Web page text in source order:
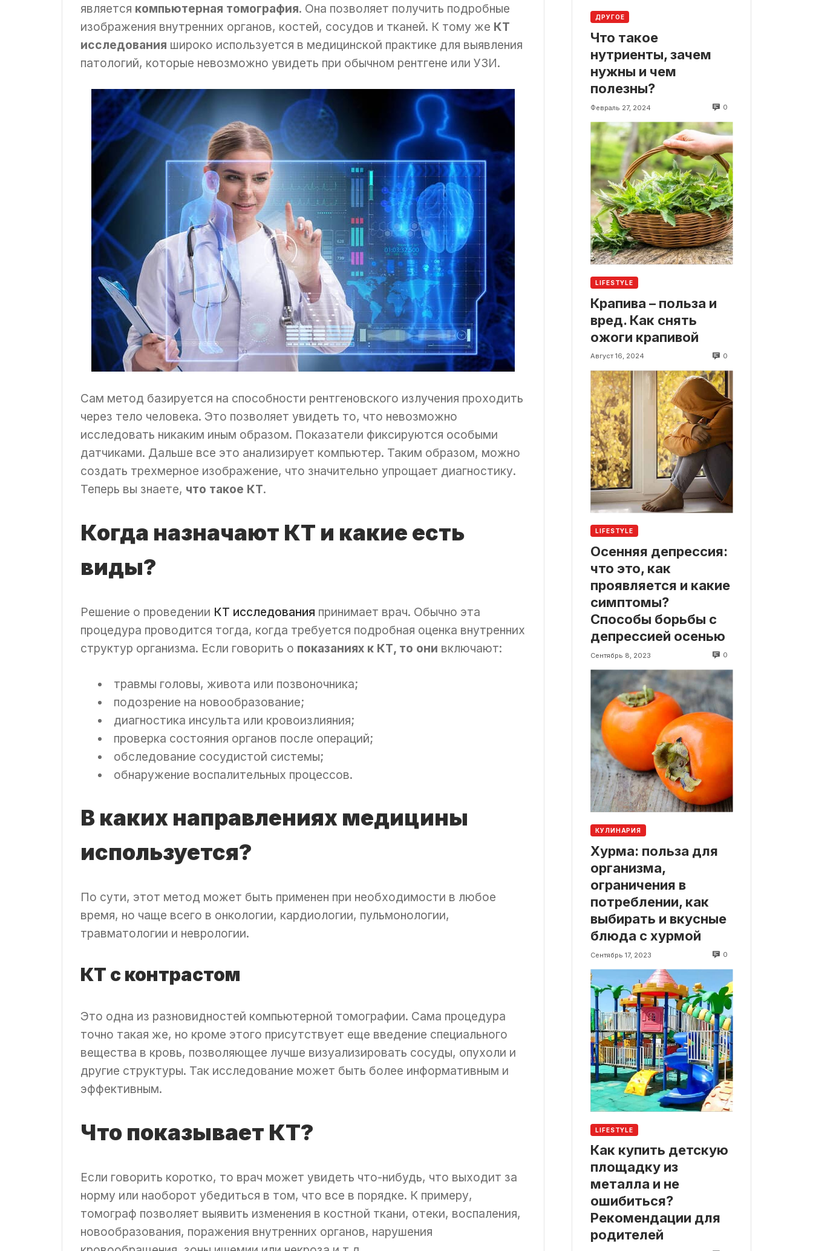
является компьютерная томография. Она позволяет получить подробные
изображения внутренних органов, костей, сосудов и тканей. К тому же КТ
исследования широко используется в медицинской практике для выявления
патологий, которые невозможно увидеть при обычном рентгене или УЗИ.
Сам метод базируется на способности рентгеновского излучения проходить
через тело человека. Это позволяет увидеть то, что невозможно
исследовать никаким иным образом. Показатели фиксируются особыми
датчиками. Дальше все это анализирует компьютер. Таким образом, можно
создать трехмерное изображение, что значительно упрощает диагностику.
Теперь вы знаете, что такое КТ.
Когда назначают КТ и какие есть
виды?
Решение о проведении КТ исследования принимает врач. Обычно эта
процедура проводится тогда, когда требуется подробная оценка внутренних
структур организма. Если говорить о показаниях к КТ, то они включают:
травмы головы, живота или позвоночника;
подозрение на новообразование;
диагностика инсульта или кровоизлияния;
проверка состояния органов после операций;
обследование сосудистой системы;
обнаружение воспалительных процессов.
В каких направлениях медицины
используется?
По сути, этот метод может быть применен при необходимости в любое
время, но чаще всего в онкологии, кардиологии, пульмонологии,
травматологии и неврологии.
КТ с контрастом
Это одна из разновидностей компьютерной томографии. Сама процедура
точно такая же, но кроме этого присутствует еще введение специального
вещества в кровь, позволяющее лучше визуализировать сосуды, опухоли и
другие структуры. Так исследование может быть более информативным и
эффективным.
Что показывает КТ?
Если говорить коротко, то врач может увидеть что-нибудь, что выходит за
норму или наоборот убедиться в том, что все в порядке. К примеру,
томограф позволяет выявить изменения в костной ткани, отеки, воспаления,
новообразования, поражения внутренних органов, нарушения
ДРУГОЕ
Что такое
нутриенты, зачем
нужны и чем
полезны?
Февраль 27, 2024 0
LIFESTYLE
Крапива – польза и
вред. Как снять
ожоги крапивой
Август 16, 2024 0
LIFESTYLE
Осенняя депрессия:
что это, как
проявляется и какие
симптомы?
Способы борьбы с
депрессией осенью
Сентябрь 8, 2023 0
КУЛИНАРИЯ
Хурма: польза для
организма,
ограничения в
потреблении, как
выбирать и вкусные
блюда с хурмой
Сентябрь 17, 2023 0
LIFESTYLE
Как купить детскую
площадку из
металла и не
ошибиться?
Рекомендации для
родителей